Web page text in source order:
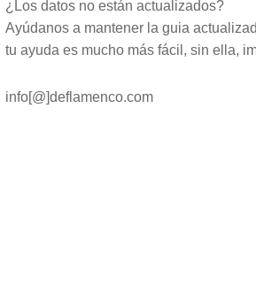
¿Los datos no están actualizados?
Ayúdanos a mantener la guia
tu ayuda es mucho más fácil, sin ella,
info[@]deflamenco.com